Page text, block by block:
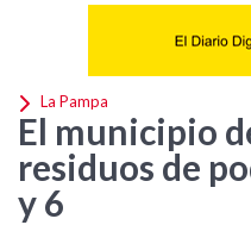
La Pampa
El municipio
residuos de
y 6